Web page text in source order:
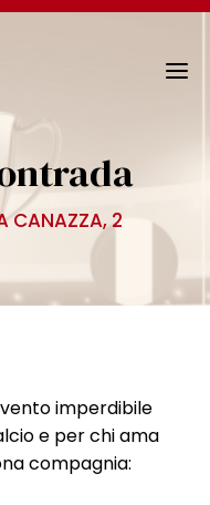
N
i
o
CANAZZA, 2
imperdibile
e per chi ama
compagnia: